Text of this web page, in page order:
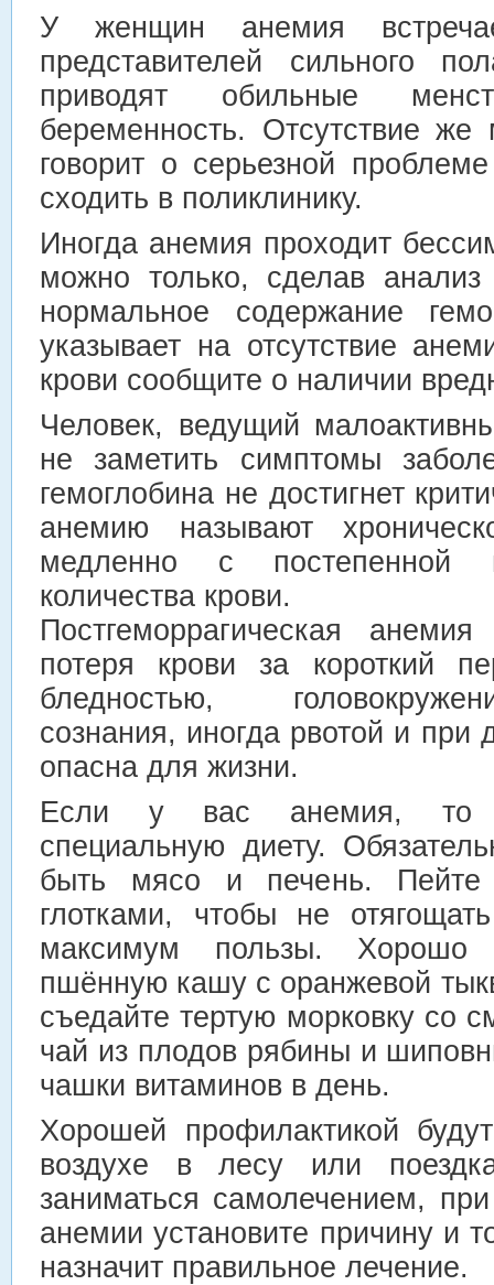
У женщин анемия
представителей сильного
приводят обильные
беременность. Отсутствие же
говорит о серьезной
сходить в поликлинику.
Иногда анемия проходит
можно только, сделав
нормальное содержание
указывает на отсутствие
крови сообщите о наличии
Человек, ведущий
не заметить симптомы
гемоглобина не достигнет
анемию называют
медленно с постепенной
количества крови.
Постгеморрагическая
потеря крови за короткий
бледностью,
сознания, иногда рвотой и при
опасна для жизни.
Если у вас анемия, то
специальную диету.
быть мясо и печень. Пейте
глотками, чтобы не
максимум пользы.
пшённую кашу с оранжевой
съедайте тертую морковку со
чай из плодов рябины и
чашки витаминов в день.
Хорошей профилактикой
воздухе в лесу или
заниматься самолечением,
анемии установите причину и
назначит правильное лечение.